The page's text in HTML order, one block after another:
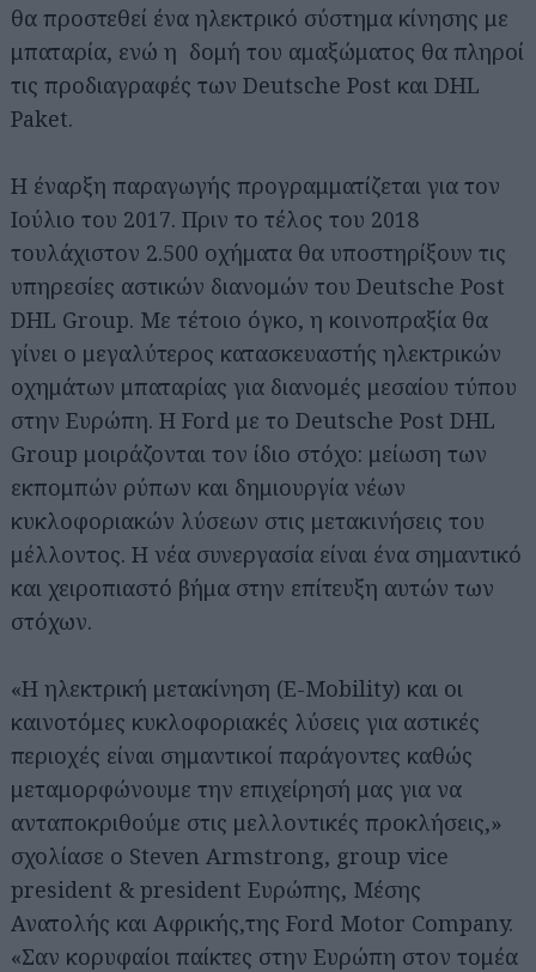
θα προστεθεί ένα ηλεκτρικό σύστημα κίνησης με
μπαταρία, ενώ η δομή του αμαξώματος θα πληροί
τις προδιαγραφές των Deutsche Post και DHL
Paket.
Η έναρξη παραγωγής προγραμματίζεται για τον
Ιούλιο του 2017. Πριν το τέλος του 2018
τουλάχιστον 2.500 οχήματα θα υποστηρίξουν τις
υπηρεσίες αστικών διανομών του Deutsche Post
DHL Group. Με τέτοιο όγκο, η κοινοπραξία θα
γίνει ο μεγαλύτερος κατασκευαστής ηλεκτρικών
οχημάτων μπαταρίας για διανομές μεσαίου τύπου
στην Ευρώπη. Η Ford με το Deutsche Post DHL
Group μοιράζονται τον ίδιο στόχο: μείωση των
εκπομπών ρύπων και δημιουργία νέων
κυκλοφοριακών λύσεων στις μετακινήσεις του
μέλλοντος. Η νέα συνεργασία είναι ένα σημαντικό
και χειροπιαστό βήμα στην επίτευξη αυτών των
στόχων.
«Η ηλεκτρική μετακίνηση (E-Mobility) και οι
καινοτόμες κυκλοφοριακές λύσεις για αστικές
περιοχές είναι σημαντικοί παράγοντες καθώς
μεταμορφώνουμε την επιχείρησή μας για να
ανταποκριθούμε στις μελλοντικές προκλήσεις,»
σχολίασε ο Steven Armstrong, group vice
president & president Ευρώπης, Μέσης
Ανατολής και Αφρικής,της Ford Motor Company.
«Σαν κορυφαίοι παίκτες στην Ευρώπη στον τομέα